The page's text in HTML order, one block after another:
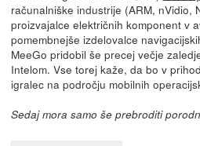
računalniške industrije (ARM, nVidio,
proizvajalce električnih komponent v
pomembnejše izdelovalce
MeeGo pridobil še precej večje
Intelom. Vse torej kaže, da bo v
igralec na področju mobilnih
Sedaj mora samo še prebroditi